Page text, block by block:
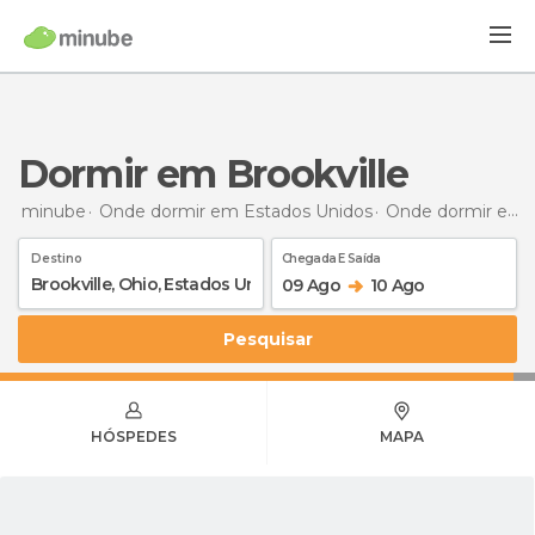
Dormir em Brookville
minube Onde dormir em Estados Unidos Onde dormir em Ohio
Destino Chegada E Saída
09 Ago 10 Ago
Pesquisar
HÓSPEDES MAPA